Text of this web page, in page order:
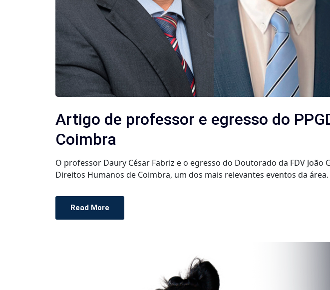
Artigo de professor e egresso do
Coimbra
O professor Daury César Fabriz e o egresso do Doutorado da FDV
Direitos Humanos de Coimbra, um dos mais relevantes eventos da
Read More